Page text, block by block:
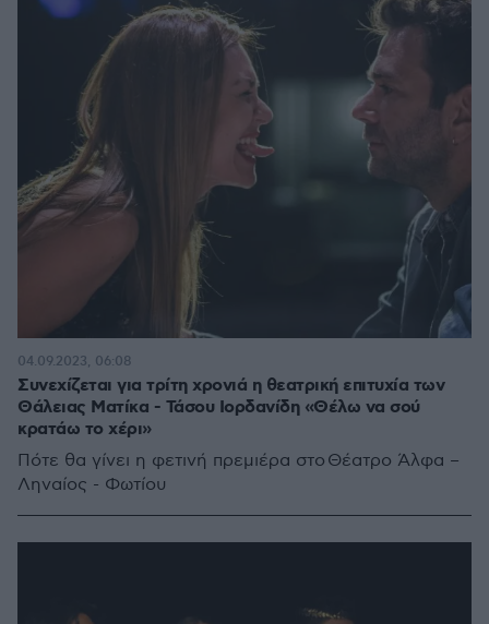
Συνεχίζεται για τρίτη χρονιά η θεατρική επιτυχία των
Θάλειας Ματίκα - Τάσου Ιορδανίδη «Θέλω να σού
κρατάω το χέρι»
Πότε θα γίνει η φετινή πρεμιέρα στο Θέατρο Άλφα –
Ληναίος - Φωτίου
04.09.2023, 06:08